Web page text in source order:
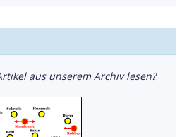
aus unserem Archiv lesen?